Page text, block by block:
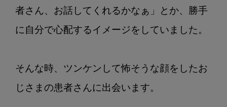
ル
タ
者さん、お話してくれるかなぁ」とか、勝手
に自分で心配するイメージをしていました。
そんな時、ツンケンして怖そうな顔をしたお
じさまの患者さんに出会います。